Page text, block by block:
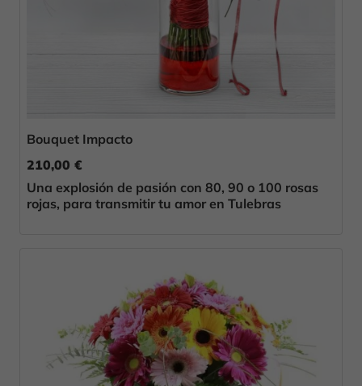
Bouquet Impacto
210,00 €
Una explosión de pasión con 80, 90 o 100 rosas
rojas, para transmitir tu amor en Tulebras